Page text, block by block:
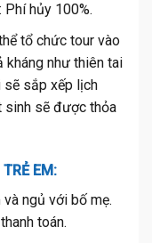
Phí hủy 100%.
tổ chức tour vào
kháng như thiên tai
sẽ sắp xếp lịch
sinh sẽ được thỏa
EM:
ngủ với bố mẹ.
toán.